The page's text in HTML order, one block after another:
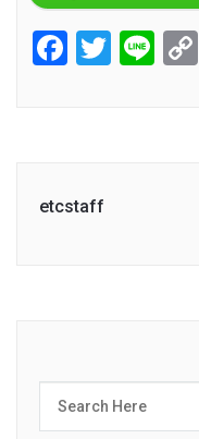
Facebook
Twitter
Line
etcstaff